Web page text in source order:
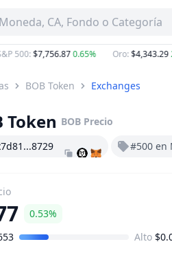
CA, Fondo o Categoría
500:$7,756.870.65% Oro:$4,343.29
BOB Token Exchanges
Token BOB Precio
#500 en
0.53%
Alto